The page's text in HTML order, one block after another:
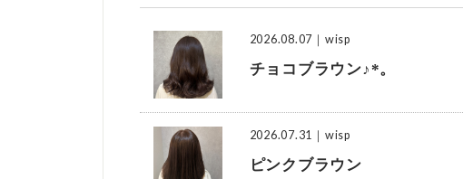
2026.08.07 ｜wisp
チョコブラウン♪*。
2026.07.31 ｜wisp
ピンクブラウン